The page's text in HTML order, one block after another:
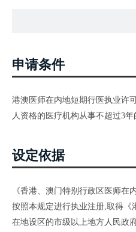
申请条件
港澳医师在内地短期行医执业许
人资格的医疗机构从事不超过3年
设定依据
《香港、澳门特别行政区医师在
按照本规定进行执业注册,取得
在地设区的市级以上地方人民政